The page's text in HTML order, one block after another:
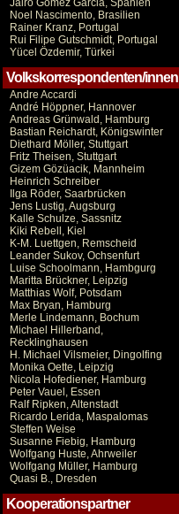
Jairo Gomez Garcia, Spanien
Noel Nascimento, Brasilien
Rainer Kranz, Portugal
Rui Filipe Gutschmidt, Portugal
Yücel Özdemir, Türkei
Volkskorrespondenten/innen
Andre Accardi
André Höppner, Hannover
Andreas Grünwald, Hamburg
Bastian Reichardt, Königswinter
Diethard Möller, Stuttgart
Fritz Theisen, Stuttgart
Gizem Gözüacik, Mannheim
Heinrich Schreiber
Ilga Röder, Saarbrücken
Jens Lustig, Augsburg
Kalle Schulze, Sassnitz
Kiki Rebell, Kiel
K-M. Luettgen, Remscheid
Leander Sukov, Ochsenfurt
Luise Schoolmann, Hambgurg
Maritta Brückner, Leipzig
Matthias Wolf, Potsdam
Max Bryan, Hamburg
Merle Lindemann, Bochum
Michael Hillerband,
Recklinghausen
H. Michael Vilsmeier, Dingolfing
Monika Oette, Leipzig
Nicola Hofediener, Hamburg
Peter Vauel, Essen
Ralf Ripken, Altenstadt
Ricardo Lerida, Maspalomas
Steffen Weise
Susanne Fiebig, Hamburg
Wolfgang Huste, Ahrweiler
Wolfgang Müller, Hamburg
Quasi B., Dresden
Kooperationspartner